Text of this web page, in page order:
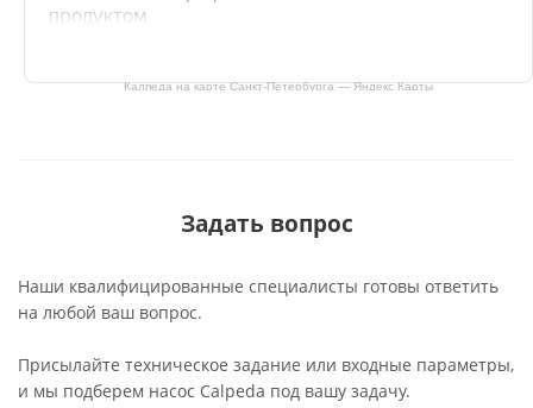
Калпеда на карте Санкт‑Петербурга — Яндекс Карты
Задать вопрос
Наши квалифицированные специалисты готовы ответить
на любой ваш вопрос.
Присылайте техническое задание или входные параметры,
и мы подберем насос Calpeda под вашу задачу.